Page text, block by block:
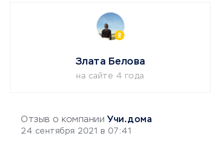
Отзыв о компании Учи.дома
24 сентября 2021 в 07:41
Злата Белова
на сайте 4 года